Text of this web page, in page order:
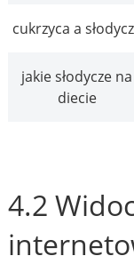
cukrzyca a
jakie słodycze na
diecie
4.2